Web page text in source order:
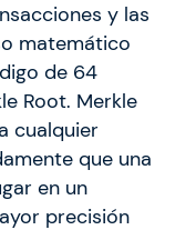
y las
matemático
de 64
Root. Merkle
cualquier
que una
en un
precisión